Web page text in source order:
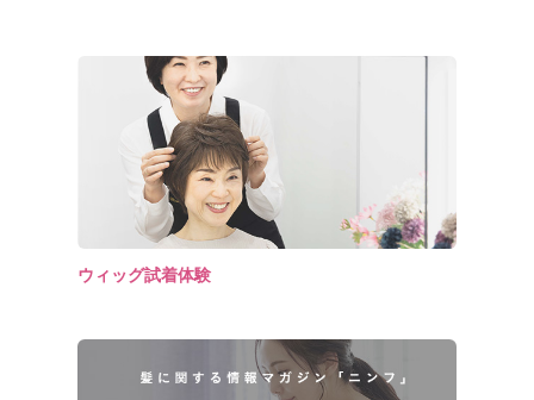
ウィッグ試着体験